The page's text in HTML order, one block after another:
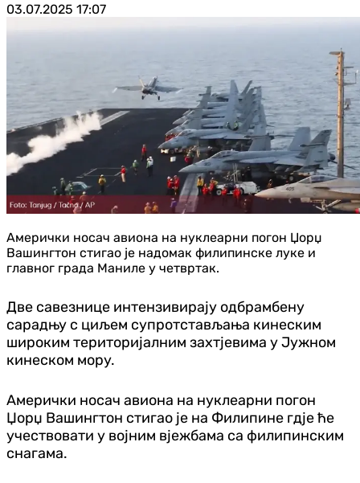
03.07.2025 17:07
Амерички носач авиона на нуклеарни погон Џорџ
Вашингтон стигао је надомак филипинске луке и
главног града Маниле у четвртак.
Две савезнице интензивирају одбрамбену
сарадњу с циљем супротстављања кинеским
широким територијалним захтјевима у Јужном
кинеском мору.
Амерички носач авиона на нуклеарни погон
Џорџ Вашингтон стигао је на Филипине гдје ће
учествовати у војним вјежбама са филипинским
снагама.